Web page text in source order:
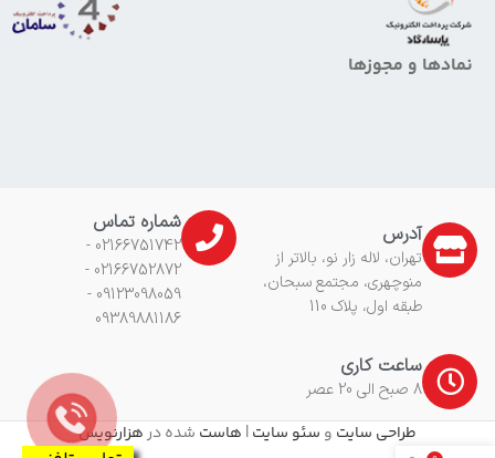
نمادها و مجوزها
آدرس
تهران، لاله زار نو، بالاتر از
منوچهری، مجتمع سبحان،
طبقه اول، پلاک 110
شماره تماس
02166751742 -
02166752872 -
09123098059 -
09389881186
ساعت کاری
8 صبح الی 20 عصر
طراحی سایت و سئو سایت| هاست شده درهزارنویس